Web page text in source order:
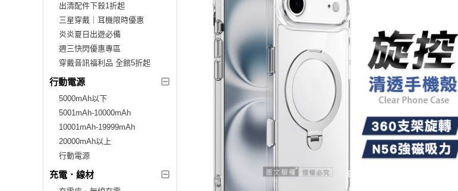
出清配件下殺1折起
三星穿戴｜耳機限時優惠
炎炎夏日出遊必備
週三快閃優惠專區
穿戴音訊福利品 全館5折起
行動電源
5000mAh以下
5001mAh-10000mAh
10001mAh-19999mAh
20000mAh以上
行動電源
充電．線材